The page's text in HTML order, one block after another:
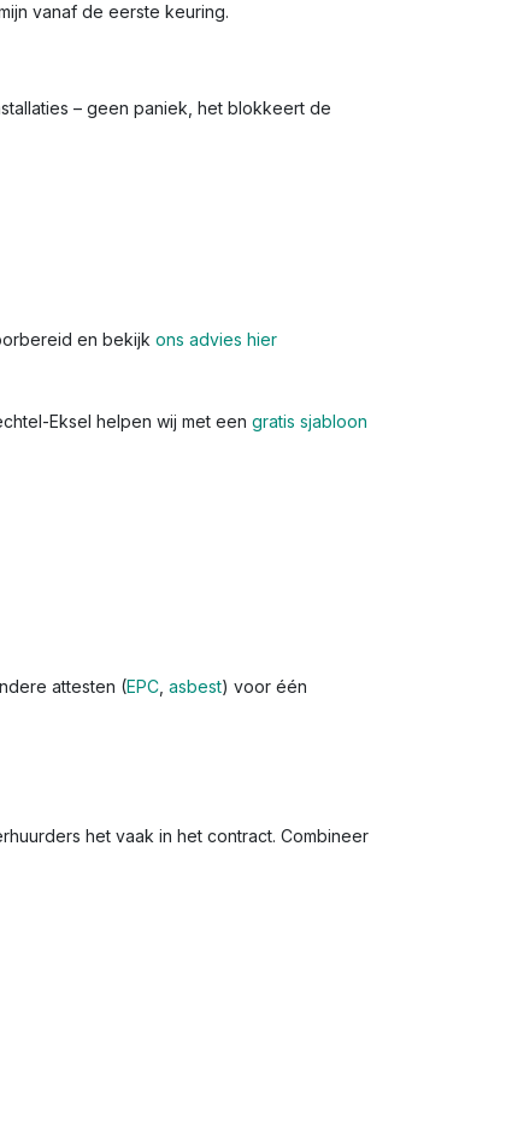
vanaf de eerste keuring.
– geen paniek, het blokkeert de
en bekijk ons advies hier
Eksel helpen wij met een gratis sjabloon
attesten (EPC asbest) voor één
het vaak in het contract. Combineer